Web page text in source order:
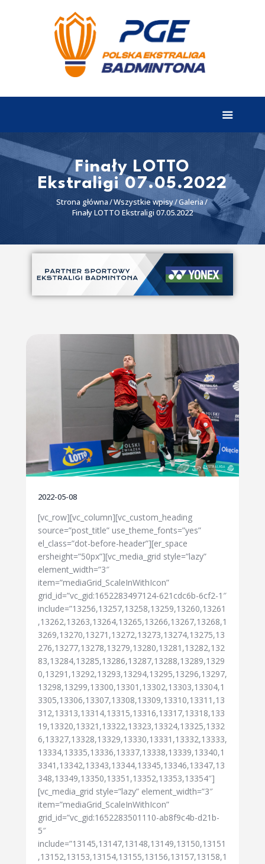
Finały LOTTO
Ekstraligi 07.05.2022
Strona główna Wszystkie wpisy Galeria
Finały LOTTO Ekstraligi 07.05.2022
EKSTRALIGA
Aktualności
Tabela
Wyniki
Terminarz
Partnerzy
II liga
2022-05-08
[vc_row][vc_column][vc_custom_heading
source=”post_title” use_theme_fonts=”yes”
el_class=”dot-before-header”][er_space
ersheight=”50px”][vc_media_grid style=”lazy”
element_width=”3″
item=”mediaGrid_ScaleInWithIcon”
grid_id=”vc_gid:1652283497124-621cdc6b-6cf2-1″
include=”13256,13257,13258,13259,13260,13261
,13262,13263,13264,13265,13266,13267,13268,1
3269,13270,13271,13272,13273,13274,13275,13
276,13277,13278,13279,13280,13281,13282,132
83,13284,13285,13286,13287,13288,13289,1329
0,13291,13292,13293,13294,13295,13296,13297,
13298,13299,13300,13301,13302,13303,13304,1
3305,13306,13307,13308,13309,13310,13311,13
312,13313,13314,13315,13316,13317,13318,133
19,13320,13321,13322,13323,13324,13325,1332
6,13327,13328,13329,13330,13331,13332,13333,
13334,13335,13336,13337,13338,13339,13340,1
3341,13342,13343,13344,13345,13346,13347,13
348,13349,13350,13351,13352,13353,13354″]
[vc_media_grid style=”lazy” element_width=”3″
item=”mediaGrid_ScaleInWithIcon”
grid_id=”vc_gid:1652283501110-ab8f9c4b-d21b-
5″
include=”13145,13147,13148,13149,13150,13151
,13152,13153,13154,13155,13156,13157,13158,1